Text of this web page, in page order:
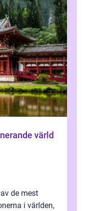
värld
de mest
i världen,